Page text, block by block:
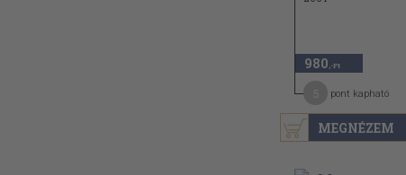
MEGNÉZEM
980 ,-Ft
pont kapható